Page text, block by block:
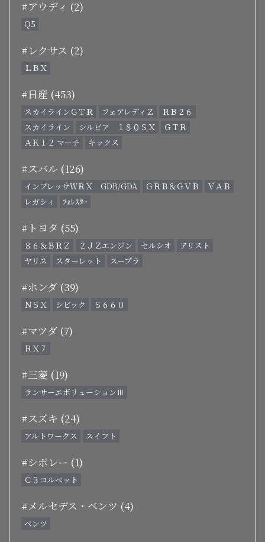
#アウディ (2)
Q5
#レクサス (2)
ＬＢＸ
#日産 (453)
スカイラインＧＴＲ フェアレディＺ
ＲＢ２６
スカイライン
シルビア １８０ＳＸ
ＧＴＲ
ＡＫ１２ マーチ
キックス
#スバル (126)
インプレッサＷＲＸ GDB/GDA ＧＲＢ＆ＧＶＢ
ＶＡＢ
レガシィ
ﾌｫﾚｽﾀｰ
#トヨタ (55)
８６＆ＢＲＺ ２ＪＺエンジン セルシオ
アリスト
ヤリス
スターレット スープラ
#ホンダ (39)
ＮＳＸ シビック Ｓ６６０
#マツダ (7)
ＲＸ７
#三菱 (19)
ランサーエボリューションⅢ
#スズキ (24)
アルトワークス スイフト
#シボレー (1)
Ｃ３コルベット
#メルセデス・ベンツ (4)
ベンツ